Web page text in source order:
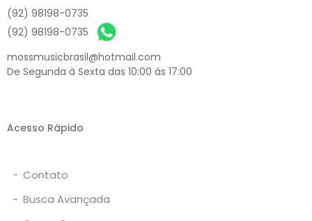
(92) 98198-0735
(92) 98198-0735
mossmusicbrasil@hotmail.com
De Segunda à Sexta das 10:00 às 17:00
Acesso Rápido
- Contato
- Busca Avançada